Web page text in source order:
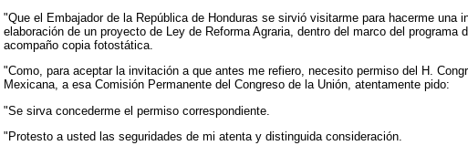
"Que el Embajador de la República de Honduras se sirvió visitarme para hacerme
elaboración de un proyecto de Ley de Reforma Agraria, dentro del marco del
acompaño copia fotostática.
"Como, para aceptar la invitación a que antes me refiero, necesito permiso del H.
Mexicana, a esa Comisión Permanente del Congreso de la Unión, atentamente pido:
"Se sirva concederme el permiso correspondiente.
"Protesto a usted las seguridades de mi atenta y distinguida consideración.